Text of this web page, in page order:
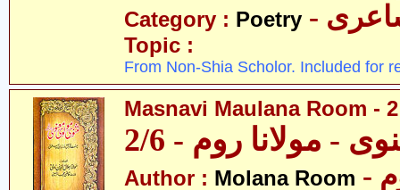
Category : Poetry
Topic :
From Non-Shia Scholor. Included for
Masnavi Maulana Room -
- مولانا روم - 2/6
Author : Molana Room